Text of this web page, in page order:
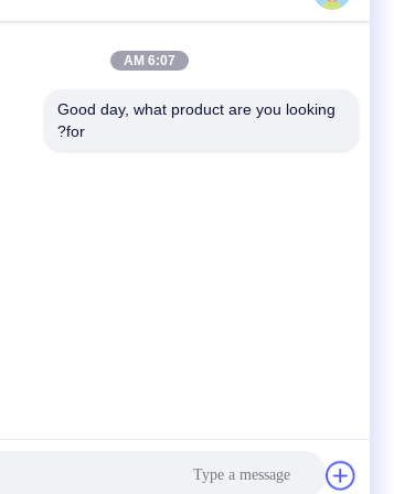
ما
هذا
هل
هل
هل
أجل،
ما
6:07 AM
Good day, what product are you looking
for?